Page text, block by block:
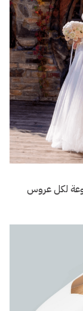
لكل عروس